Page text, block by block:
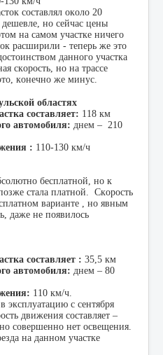
составлял около 20
но сейчас цены
на самом участке ничего
расширили - теперь же это
данного участка
скорость, но на трассе
конечно же минус.
областях
составляет: 118 км
автомобиля: днем – 210
: 110-130 км/ч
бесплатной, но к
стала платной. Скорость
варианте , но явным
даже не появилось
составляет : 35,5 км
автомобиля: днем – 80
110 км/ч.
эксплуатацию с сентября
движения составляет –
совершенно нет освещения.
на данном участке